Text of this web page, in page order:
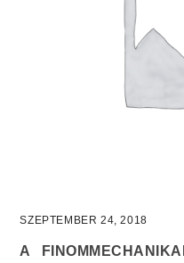
SZEPTEMBER 24, 2018
A